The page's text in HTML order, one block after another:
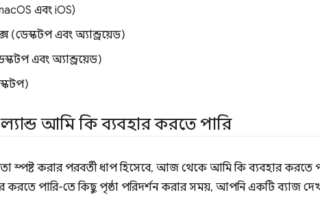
এবং iOS)
(ডেস্কটপ এবং অ্যান্ড্রয়েড)
এবং অ্যান্ড্রয়েড)
আমি কি ব্যবহার করতে পারি
স্পষ্ট করার পরবর্তী ধাপ হিসেবে, আজ থেকে আমি কি ব্যবহার
করতে পারি-তে কিছু পৃষ্ঠা পরিদর্শন করার সময়, আপনি একটি ব্যাজ